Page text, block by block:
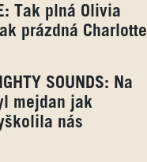
Tak plná Olivia
prázdná Charlotte
SOUNDS: Na
mejdan jak
nás